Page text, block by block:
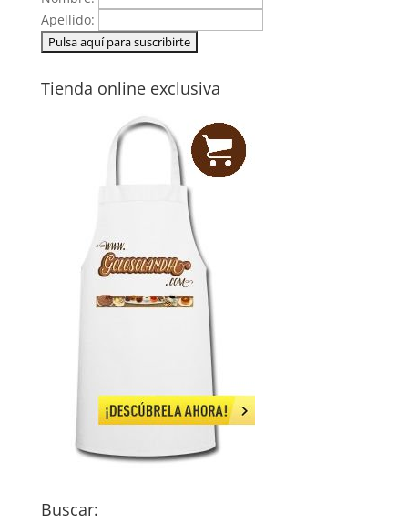
Apellido:
Tienda online exclusiva
Buscar: